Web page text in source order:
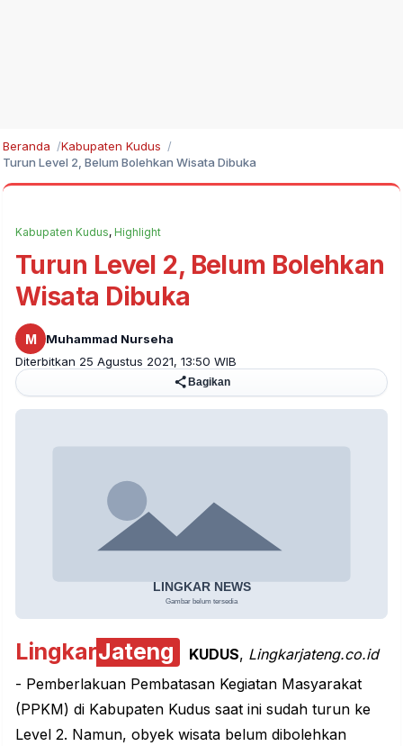
Beranda
Kabupaten Kudus
Turun Level 2, Belum Bolehkan Wisata Dibuka
Kabupaten Kudus, Highlight
Turun Level 2, Belum Bolehkan
Wisata Dibuka
M
Muhammad Nurseha
Diterbitkan 25 Agustus 2021, 13:50 WIB
Bagikan
LingkarJateng KUDUS, Lingkarjateng.co.id
- Pemberlakuan Pembatasan Kegiatan Masyarakat
(PPKM) di Kabupaten Kudus saat ini sudah turun ke
Level 2. Namun, obyek wisata belum dibolehkan